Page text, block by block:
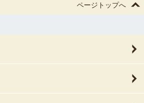
ページトップへ